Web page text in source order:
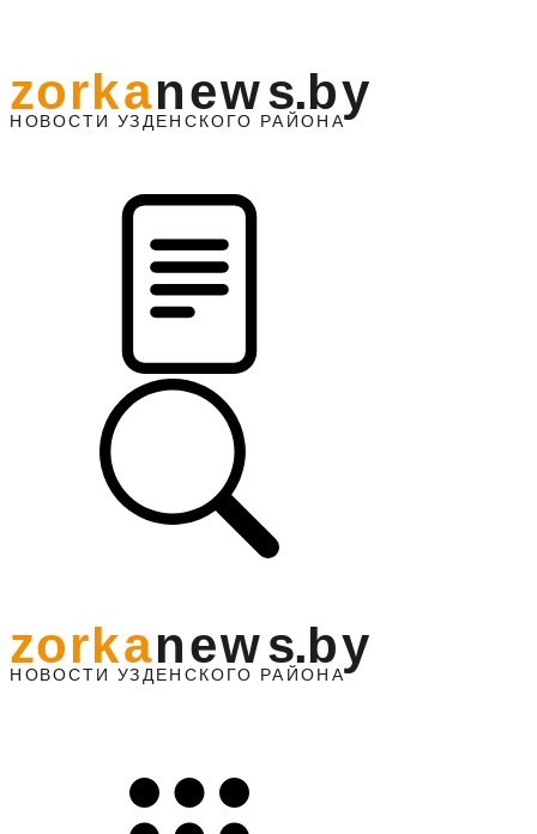
НО ВОСТИ УЗДЕНС КО ГО РАЙОНА
zorkanews.by